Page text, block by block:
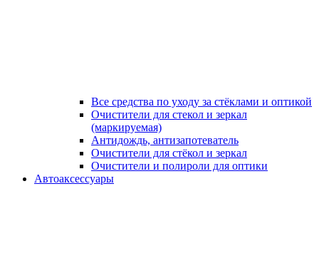
Все средства по уходу за стёклами и оптикой
Очистители для стекол и зеркал
(маркируемая)
Антидождь, антизапотеватель
Очистители для стёкол и зеркал
Очистители и полироли для оптики
Автоаксессуары